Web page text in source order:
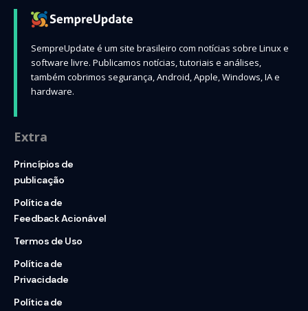
SempreUpdate é um site brasileiro com notícias sobre Linux e
software livre. Publicamos notícias, tutoriais e análises,
também cobrimos segurança, Android, Apple, Windows, IA e
hardware.
Extra
Princípios de
publicação
Política de
Feedback Acionável
Termos de Uso
Política de
Privacidade
Política de